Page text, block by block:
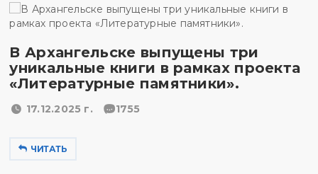
В Архангельске выпущены три
уникальные книги в рамках проекта
«Литературные памятники».
17.12.2025 г. 1755
ЧИТАТЬ